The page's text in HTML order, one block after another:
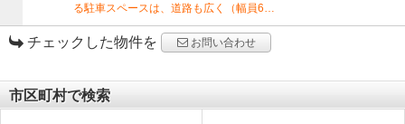
る駐車スペースは、道路も広く（幅員6…
チェックした物件を お問い合わせ
市区町村で検索